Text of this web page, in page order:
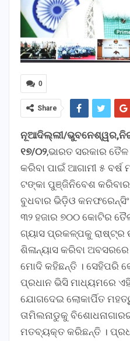
0
Share
ନୂଆଦିଲ୍ଲୀ/
୧୭/୦୨,ଭାରତ ସରକାର
କରିବା ପାଇଁ ଆଗାମୀ ୫
ଟଙ୍କା ପୁଞ୍ଜିନିବେଶ
ବୁଧବାର ଭିଡ଼ିଓ
୩୨ ହଜାର ୭୦୦ କୋଟିର
ଗ୍ୟାସ ପ୍ରକଳ୍ପକୁ ରାଷ୍ଟ୍ର
ଶିଳାନ୍ୟାସ କରିବା
ମୋଦି କହିଛନ୍ତି । ସେହିପରି
ପ୍ରଧାନ ଭିସି ମାଧ୍ୟମରେ
ଯୋଗଦେଇ ଲୋକାର୍ପିତ
ତାମିଲନାଡୁକୁ
ମତବ୍ୟକ୍ତ କରିଛନ୍ତି ।